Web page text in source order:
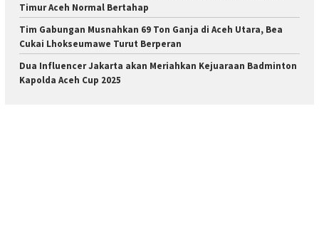
Timur Aceh Normal Bertahap
Tim Gabungan Musnahkan 69 Ton Ganja di Aceh Utara, Bea
Cukai Lhokseumawe Turut Berperan
Dua Influencer Jakarta akan Meriahkan Kejuaraan Badminton
Kapolda Aceh Cup 2025